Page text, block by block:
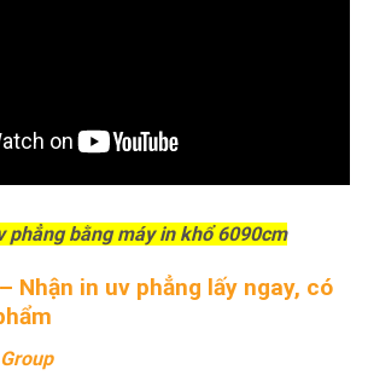
phẳng bằng máy in khổ 6090cm
Nhận in uv phẳng lấy ngay, có